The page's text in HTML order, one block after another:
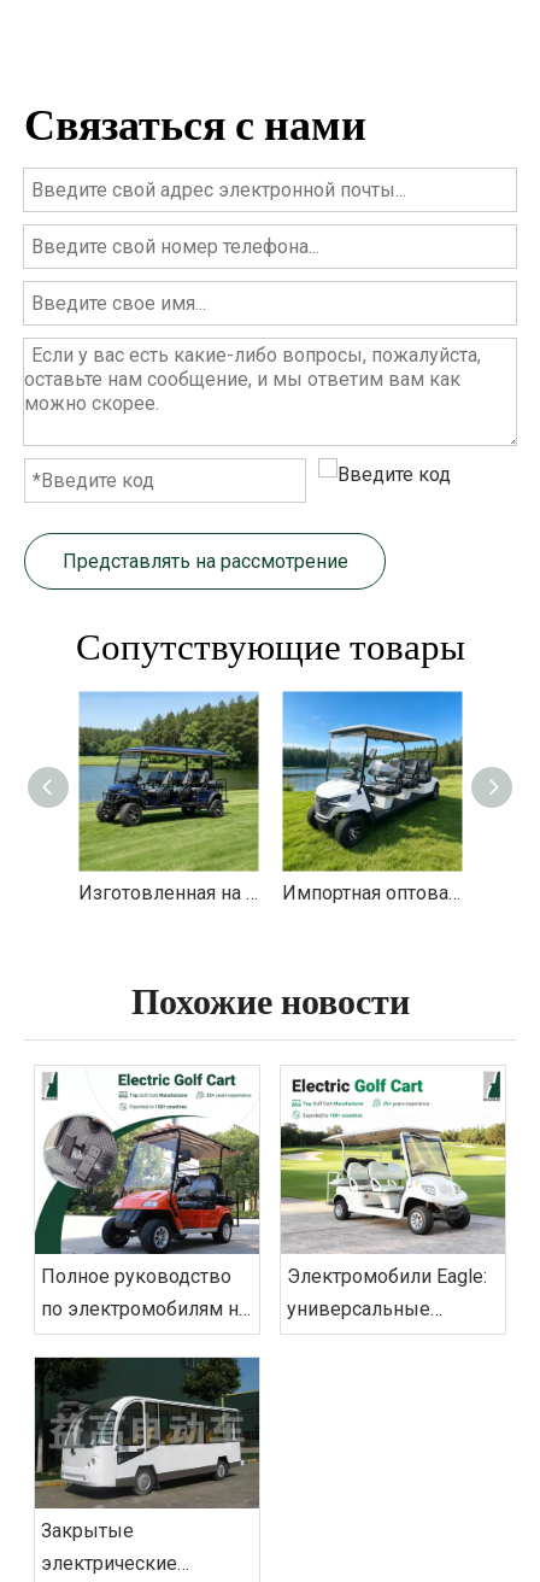
Связаться с нами
Представлять на рассмотрение
Сопутствующие товары
Изготовленная на заказ электрическая литиевая 6+2 8-местная пассажирская тележка для гольфа - EG206DKSZ Импортная оптовая цена 6-местных гольф-каров - EG206EK
Похожие новости
Полное руководство
по электромобилям на
2026 год: поиск и
эксплуатация
Электромобили Eagle:
универсальные
решения для
Закрытые
электрические